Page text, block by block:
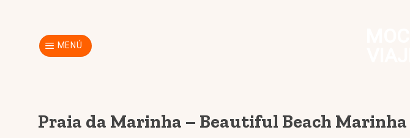
MENÚ
Praia da Marinha – Beautiful Beach